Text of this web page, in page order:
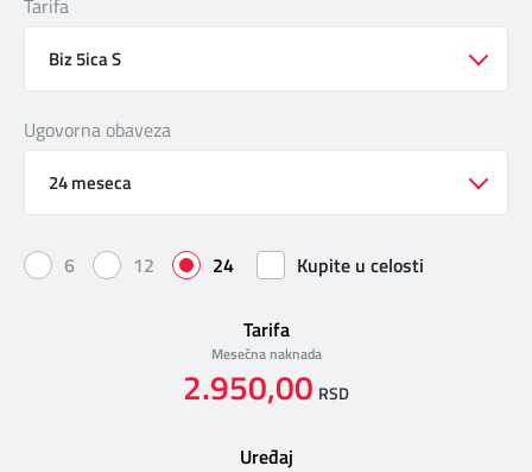
DIGITALNI SERVISI
TELEFONSKI IMENIK
KONTAKTIRAJTE NAS
MAPA BRZINA
Tarifa
Biz 5ica S
Ugovorna obaveza
24 meseca
6 12 24 Kupite u celosti
Tarifa
Mesečna naknada
2.950,00 RSD
Uređaj